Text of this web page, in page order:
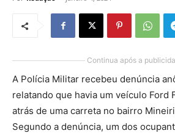
Continua após a
A Polícia Militar recebeu denúncia
relatando que havia um veículo Ford
atrás de uma carreta no bairro
Segundo a denúncia, um dos